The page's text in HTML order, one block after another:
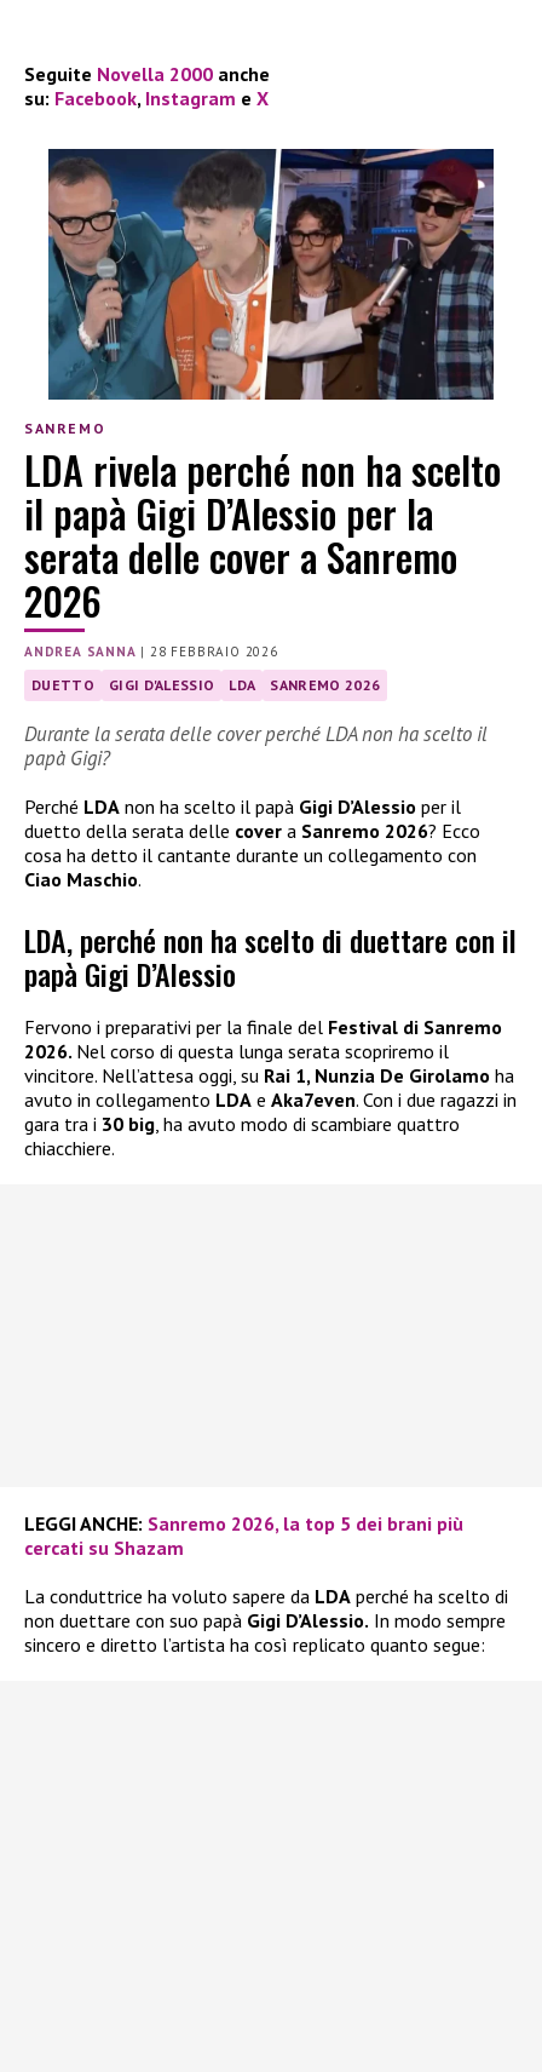
Seguite Novella 2000 anche
su: Facebook, Instagram e X
SANREMO
LDA rivela perché non ha scelto
il papà Gigi D’Alessio per la
serata delle cover a Sanremo
2026
ANDREA SANNA |28 FEBBRAIO 2026
DUETTO GIGI D'ALESSIO LDA SANREMO 2026
Durante la serata delle cover perché LDA non ha scelto il
papà Gigi?
Perché LDA non ha scelto il papà Gigi D’Alessio per il
duetto della serata delle cover a Sanremo 2026? Ecco
cosa ha detto il cantante durante un collegamento con
Ciao Maschio.
LDA, perché non ha scelto di duettare con il
papà Gigi D’Alessio
Fervono i preparativi per la finale del Festival di Sanremo
2026. Nel corso di questa lunga serata scopriremo il
vincitore. Nell’attesa oggi, su Rai 1, Nunzia De Girolamo ha
avuto in collegamento LDA e Aka7even. Con i due ragazzi in
gara tra i 30 big, ha avuto modo di scambiare quattro
chiacchiere.
LEGGI ANCHE: Sanremo 2026, la top 5 dei brani più
cercati su Shazam
La conduttrice ha voluto sapere da LDA perché ha scelto di
non duettare con suo papà Gigi D’Alessio. In modo sempre
sincero e diretto l’artista ha così replicato quanto segue: